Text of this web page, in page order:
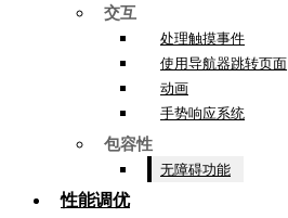
交互
处理触摸事件
使用导航器跳转页面
动画
手势响应系统
包容性
无障碍功能
性能调优